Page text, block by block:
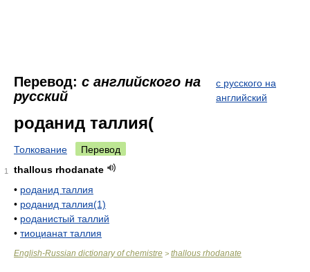
Перевод: с английского на
русский
с русского на
английский
роданид таллия(
Толкование Перевод
1
thallous rhodanate
• роданид таллия
• роданид таллия(1)
• роданистый таллий
• тиоцианат таллия
English-Russian dictionary of chemistre > thallous rhodanate